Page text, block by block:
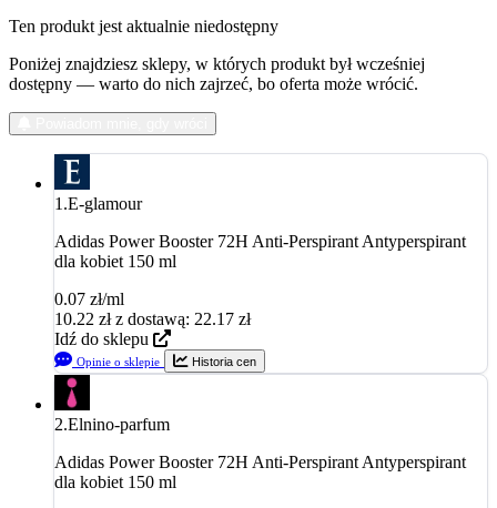
Ten produkt jest aktualnie niedostępny
Poniżej znajdziesz sklepy, w których produkt był wcześniej
dostępny — warto do nich zajrzeć, bo oferta może wrócić.
1.E-glamour
Adidas Power Booster 72H Anti-Perspirant Antyperspirant
dla kobiet 150 ml
0.07 zł/ml
10.22 zł z dostawą: 22.17 zł
Idź do sklepu
Opinie o sklepie Historia cen
2.Elnino-parfum
Adidas Power Booster 72H Anti-Perspirant Antyperspirant
dla kobiet 150 ml